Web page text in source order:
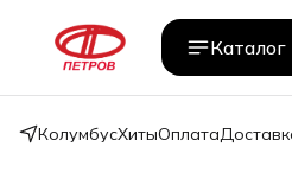
Каталог
КолумбусХитыОплата